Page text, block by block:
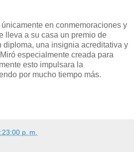
en conmemoraciones y
lleva a su casa un premio de
diploma, una insignia acreditativa y
especialmente creada para
esto impulsara la
por mucho tiempo más.
p. m.